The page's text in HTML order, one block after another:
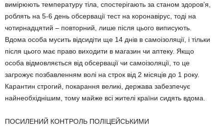
вимірюють температуру тіла, спостерігають за станом здоров’я,
роб­лять на 5-6 день обсервації тест на коронавірус, тоді на
чотирнадцятий – повторний, лише після цього виписують.
Вдома особа мусить відсидіти ще 14 днів в самоізоляції, і тільки
після цього має право виходити в магазин чи аптеку. Якщо
особа відмовляєть­ся від обсервації чи самоізоляції, то це
загрожує позбавленням волі на строк від 2 місяців до 1 року.
Карантин строгий, пока­рання великі, держава забезпечує
найнеоб­хіднішим, тому майже всі жителі країни сидять вдома.
ПОСИЛЕНИЙ КОНТРОЛЬ ПОЛІЦЕЙСЬКИМИ